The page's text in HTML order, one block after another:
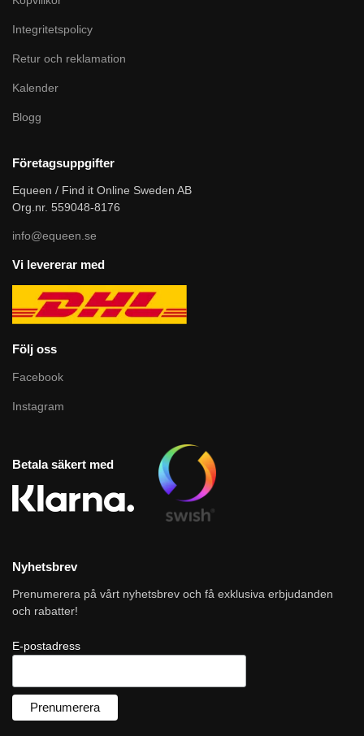
Integritetspolicy
Retur och reklamation
Kalender
Blogg
Företagsuppgifter
Equeen / Find it Online Sweden AB
Org.nr. 559048-8176
info@equeen.se
Vi levererar med
Följ oss
Facebook
Instagram
Betala säkert med
Nyhetsbrev
Prenumerera på vårt nyhetsbrev och få exklusiva erbjudanden
och rabatter!
E-postadress